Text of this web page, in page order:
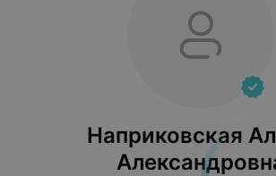
Наприковская